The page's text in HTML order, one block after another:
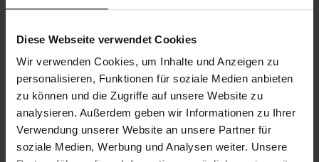
Diese Webseite verwendet Cookies
Wir verwenden Cookies, um Inhalte und Anzeigen zu
personalisieren, Funktionen für soziale Medien anbieten
zu können und die Zugriffe auf unsere Website zu
analysieren. Außerdem geben wir Informationen zu Ihrer
Verwendung unserer Website an unsere Partner für
soziale Medien, Werbung und Analysen weiter. Unsere
Beginn Freitag, 05.06.2026,10.00 - 11.30
Veranstalter Nachbarschaftszentrum 16
NACHBARSCHAFTSZENTRUM 16
Kontakt